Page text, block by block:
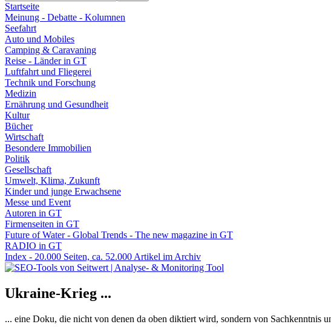
Startseite
Meinung - Debatte - Kolumnen
Seefahrt
Auto und Mobiles
Camping & Caravaning
Reise - Länder in GT
Luftfahrt und Fliegerei
Technik und Forschung
Medizin
Ernährung und Gesundheit
Kultur
Bücher
Wirtschaft
Besondere Immobilien
Politik
Gesellschaft
Umwelt, Klima, Zukunft
Kinder und junge Erwachsene
Messe und Event
Autoren in GT
Firmenseiten in GT
Future of Water - Global Trends - The new magazine in GT
RADIO in GT
Index - 20.000 Seiten, ca. 52.000 Artikel im Archiv
Ukraine-Krieg ...
... eine Doku, die nicht von denen da oben diktiert wird, sondern von Sachkenntnis